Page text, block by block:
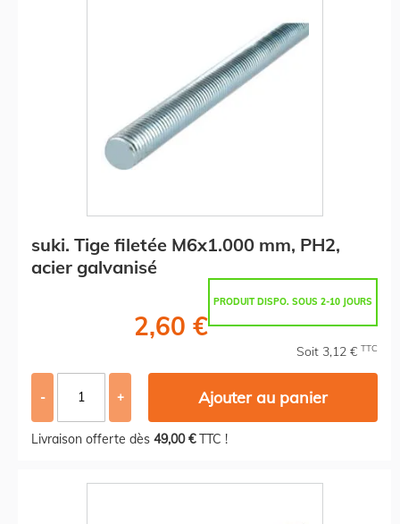
suki. Tige filetée M6x1.000 mm, PH2,
acier galvanisé
PRODUIT DISPO. SOUS 2-10 JOURS
2,60 €
Soit 3,12 € TTC
- + Ajouter au panier
Livraison offerte dès 49,00 €TTC !